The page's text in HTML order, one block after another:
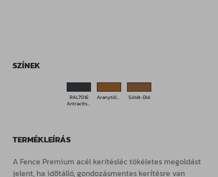
SZÍNEK
RAL7016
Antracitszürke
Aranytölgy Sötét-Dió
TERMÉKLEÍRÁS
A Fence Premium acél kerítésléc tökéletes megoldást
jelent, ha időtálló, gondozásmentes kerítésre van